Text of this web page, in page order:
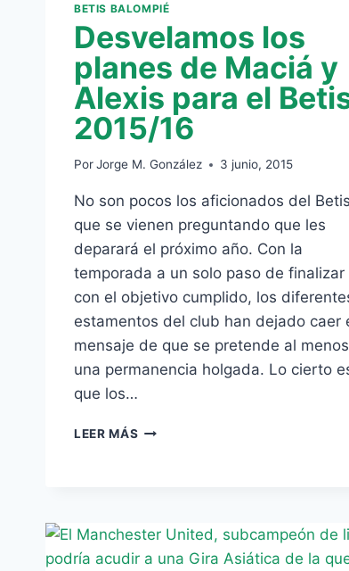
BETIS BALOMPIÉ
Desvelamos los
planes de Maciá y
Alexis para el
2015/16
PorJorge M. González 3 junio, 2015
No son pocos los aficionados del Betis
que se vienen preguntando que les
deparará el próximo año. Con la
temporada a un solo paso de finalizar
con el objetivo cumplido, los
estamentos del club han dejado caer
mensaje de que se pretende al
una permanencia holgada. Lo cierto
que los…
LEER MÁS DESVELAMOS
ALEXIS
PARA